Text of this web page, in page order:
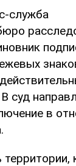
служба
суд
в
территории,